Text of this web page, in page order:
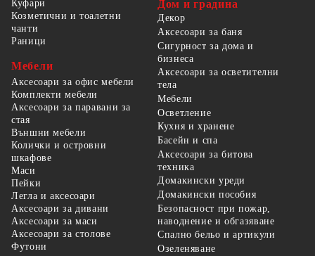
Куфари
Козметични и тоалетни
чанти
Раници
Мебели
Аксесоари за офис мебели
Комплекти мебели
Аксесоари за паравани за
стая
Външни мебели
Колички и островни
шкафове
Маси
Пейки
Легла и аксесоари
Аксесоари за дивани
Аксесоари за маси
Аксесоари за столове
Футони
Дом и градина
Декор
Аксесоари за баня
Сигурност за дома и
бизнеса
Аксесоари за осветителни
тела
Мебели
Осветление
Кухня и хранене
Басейн и спа
Аксесоари за битова
техника
Домакински уреди
Домакински пособия
Безопасност при пожар,
наводнение и обгазяване
Спално бельо и артикули
Озеленяване